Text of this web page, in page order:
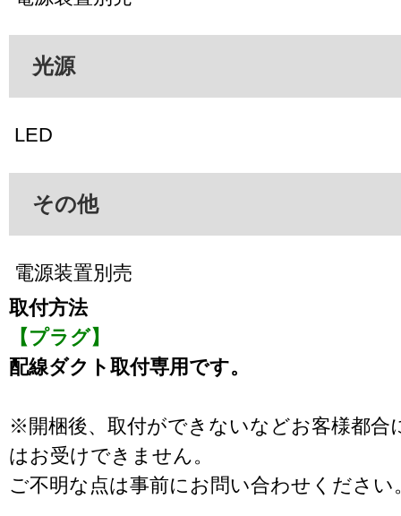
光源
LED
その他
電源装置別売
取付方法
【プラグ】
配線ダクト取付専用です。
※開梱後、取付ができないなどお客様都合
はお受けできません。
ご不明な点は事前にお問い合わせください